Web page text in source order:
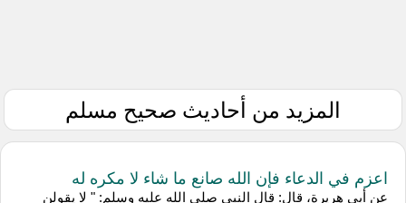
المزيد من أحاديث صحيح مسلم
اعزم في الدعاء فإن الله صانع ما شاء لا مكره له
عن أبي هريرة، قال: قال النبي صلى الله عليه وسلم: " لا يقولن